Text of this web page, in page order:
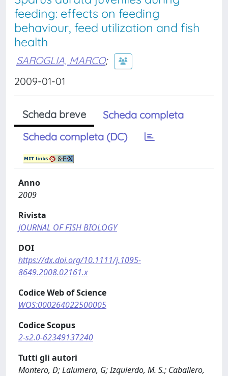
feeding: effects on feeding
behaviour, feed utilization and fish
health
SAROGLIA, MARCO;
2009-01-01
Scheda breve
Scheda completa
Scheda completa (DC)
Anno
2009
Rivista
JOURNAL OF FISH BIOLOGY
DOI
https://dx.doi.org/10.1111/j.1095-
8649.2008.02161.x
Codice Web of Science
WOS:000264022500005
Codice Scopus
2-s2.0-62349137240
Tutti gli autori
Montero, D; Lalumera, G; Izquierdo, M. S.; Caballero,